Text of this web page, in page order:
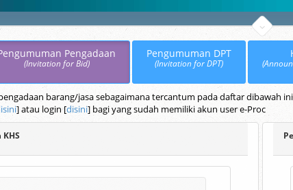
Pengadaan
(Invitation for Bid)
Pengumuman DPT
(Invitation for DPT)
barang/jasa sebagaimana tercantum pada daftar
] atau login [disini] bagi yang sudah memiliki akun user e-Proc